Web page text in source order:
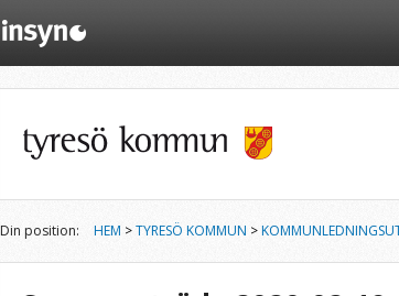
Din position: HEM >TYRESÖ KOMMUN >